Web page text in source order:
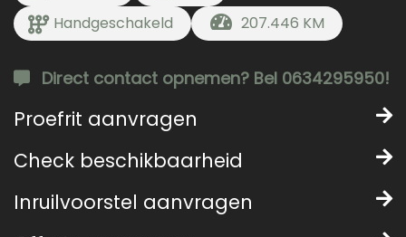
Handgeschakeld
207.446 KM
Direct contact opnemen? Bel 0634295950!
Proefrit aanvragen
Check beschikbaarheid
Inruilvoorstel aanvragen